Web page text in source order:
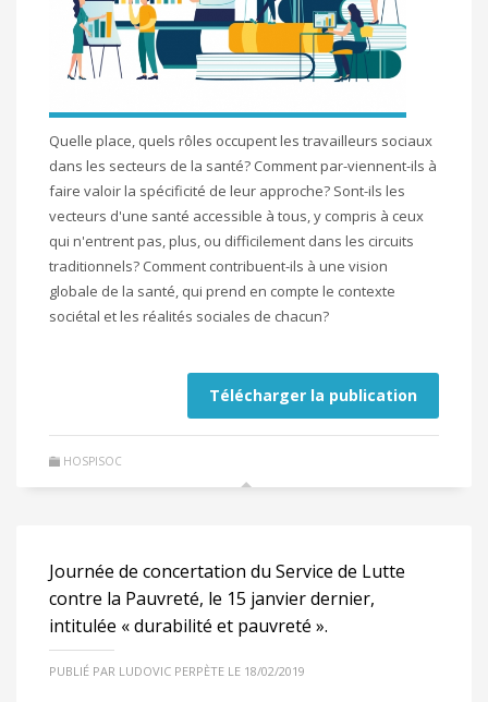
Quelle place, quels rôles occupent les travailleurs sociaux
dans les secteurs de la santé? Comment par-viennent-ils à
faire valoir la spécificité de leur approche? Sont-ils les
vecteurs d'une santé accessible à tous, y compris à ceux
qui n'entrent pas, plus, ou difficilement dans les circuits
traditionnels? Comment contribuent-ils à une vision
globale de la santé, qui prend en compte le contexte
sociétal et les réalités sociales de chacun?
Télécharger la publication
HOSPISOC
Journée de concertation du Service de Lutte
contre la Pauvreté, le 15 janvier dernier,
intitulée « durabilité et pauvreté ».
PUBLIÉ PAR LUDOVIC PERPÈTE LE 18/02/2019